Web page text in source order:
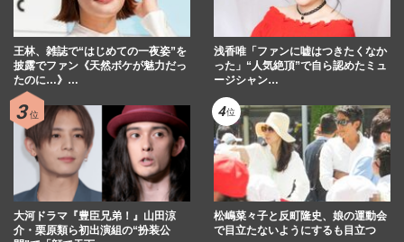
王林、雑誌で“はじめての一夜姿”を
披露でファン《天然ボケが魅力だっ
たのに…》…
浅香唯「ファンに嘘はつきたくなか
った」“人気絶頂”で自ら認めたミュ
ージシャン…
大河ドラマ『豊臣兄弟！』山田涼
介・栗原類ら初出演組の“扮装公
松嶋菜々子と反町隆史、娘の運動会
で目立たないようにするも目立つ